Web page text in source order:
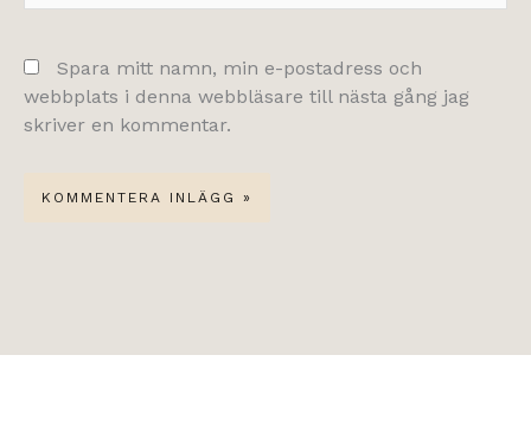
Spara mitt namn, min e-postadress och
webbplats i denna webbläsare till nästa gång jag
skriver en kommentar.